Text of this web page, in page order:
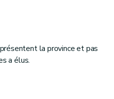
la province et pas
a élus.